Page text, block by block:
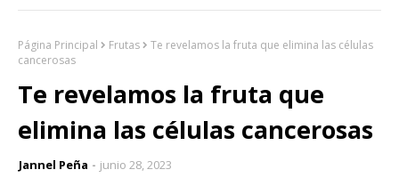
Página Principal Frutas
Te revelamos la fruta que elimina las células
cancerosas
Te revelamos la fruta que
elimina las células cancerosas
Jannel Peña junio 28, 2023